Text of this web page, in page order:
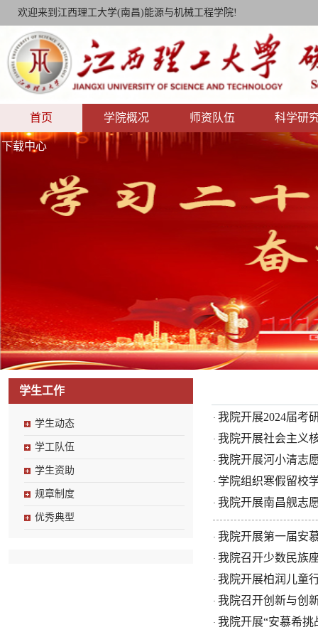
欢迎来到江西理工大学(南昌)能源与机械工程学院!
首页 学院概况 师资队伍 科学研
下载中心
学生工作
学生动态
学工队伍
学生资助
规章制度
优秀典型
· 我院开展2024届考
· 我院开展社会主义
· 我院开展河小清志
· 学院组织寒假留校
· 我院开展南昌舰志
· 我院开展第一届安
· 我院召开少数民族
· 我院开展柏润儿童
· 我院召开创新与创
· 我院开展“安慕希